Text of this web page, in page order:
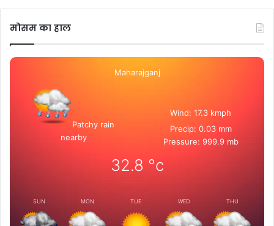
मोसम का हाल
Maharajganj
Patchy rain
nearby
Wind: 17.3 kmph
Precip: 0.03 mm
Pressure: 999.9 mb
32.8 °c
SUN MON TUE WED THU